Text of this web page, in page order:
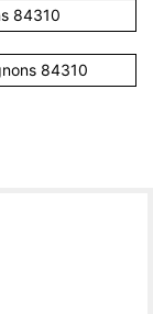
84310
84310